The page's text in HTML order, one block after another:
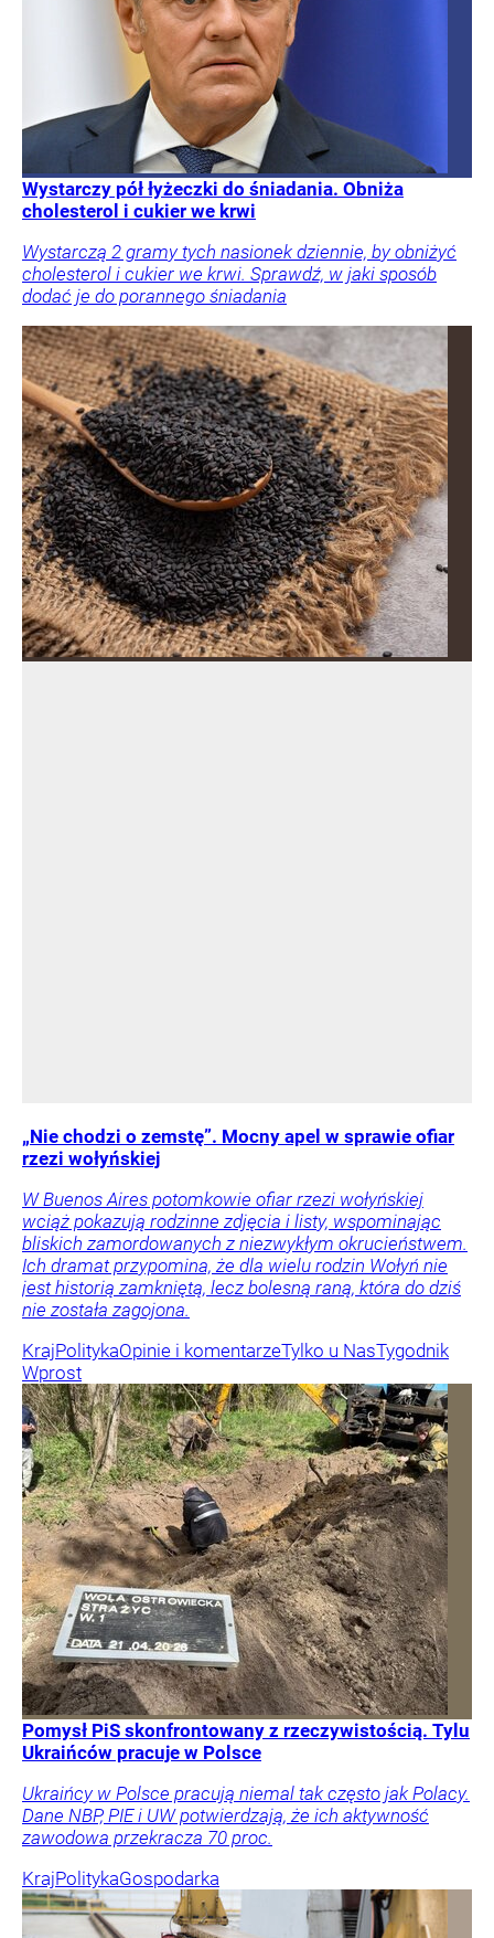
Wystarczy pół łyżeczki do śniadania. Obniża
cholesterol i cukier we krwi
Wystarczą 2 gramy tych nasionek dziennie, by obniżyć
cholesterol i cukier we krwi. Sprawdź, w jaki sposób
dodać je do porannego śniadania
„Nie chodzi o zemstę”. Mocny apel w sprawie ofiar
rzezi wołyńskiej
W Buenos Aires potomkowie ofiar rzezi wołyńskiej
wciąż pokazują rodzinne zdjęcia i listy, wspominając
bliskich zamordowanych z niezwykłym okrucieństwem.
Ich dramat przypomina, że dla wielu rodzin Wołyń nie
jest historią zamkniętą, lecz bolesną raną, która do dziś
nie została zagojona.
KrajPolitykaOpinie i komentarzeTylko u NasTygodnik
Wprost
Pomysł PiS skonfrontowany z rzeczywistością. Tylu
Ukraińców pracuje w Polsce
Ukraińcy w Polsce pracują niemal tak często jak Polacy.
Dane NBP, PIE i UW potwierdzają, że ich aktywność
zawodowa przekracza 70 proc.
KrajPolitykaGospodarka